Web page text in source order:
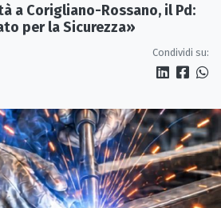
a Corigliano-Rossano, il Pd:
per la Sicurezza»
Condividi su: